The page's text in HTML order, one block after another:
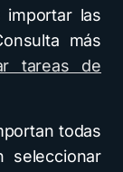
importar las
más
tareas de
todas
seleccionar